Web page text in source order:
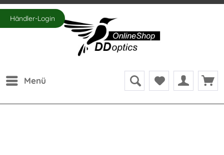
Händler-Login
Menü